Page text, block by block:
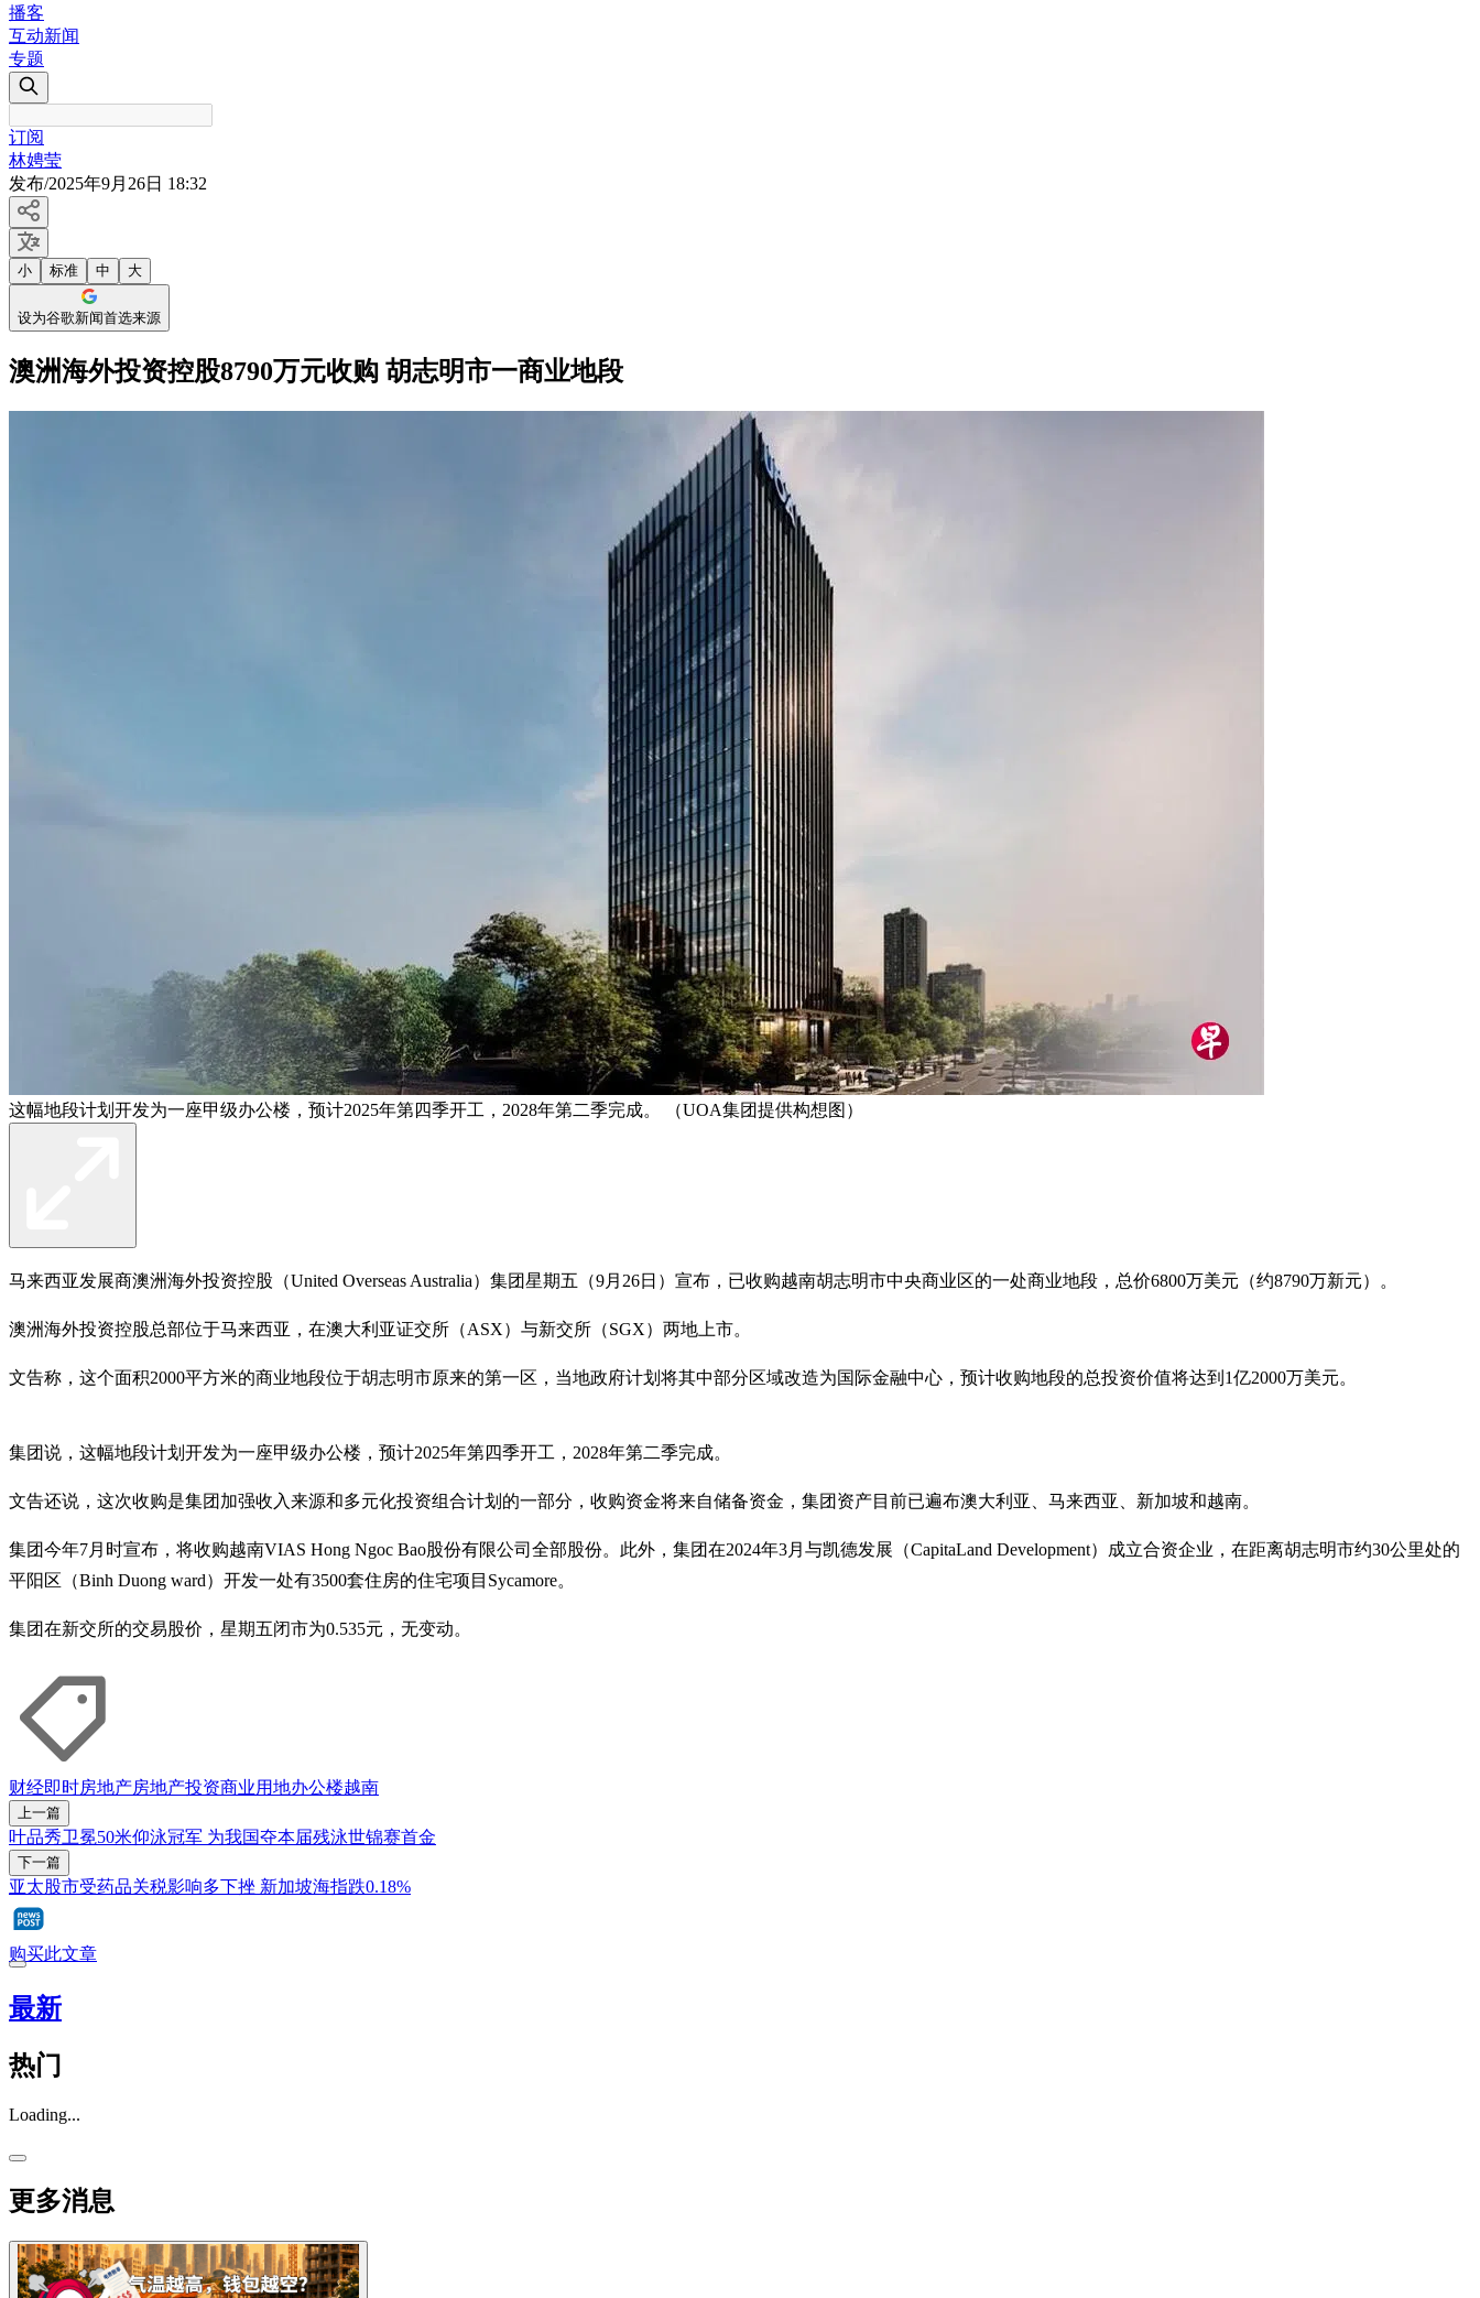
播客
互动新闻
专题
订阅
林娉莹
发布/2025年9月26日 18:32
小 标准 中 大
设为谷歌新闻首选来源
澳洲海外投资控股8790万元收购 胡志明市一商业地段
这幅地段计划开发为一座甲级办公楼，预计2025年第四季开工，2028年第二季完成。 （UOA集团提供构想图）
马来西亚发展商澳洲海外投资控股（United Overseas Australia）集团星期五（9月26日）宣布，已收购越南胡志明市中央商业区的一处商业地段，总价6800万美元（约8790万新元）。
澳洲海外投资控股总部位于马来西亚，在澳大利亚证交所（ASX）与新交所（SGX）两地上市。
文告称，这个面积2000平方米的商业地段位于胡志明市原来的第一区，当地政府计划将其中部分区域改造为国际金融中心，预计收购地段的总投资价值将达到1亿2000万美元。
集团说，这幅地段计划开发为一座甲级办公楼，预计2025年第四季开工，2028年第二季完成。
文告还说，这次收购是集团加强收入来源和多元化投资组合计划的一部分，收购资金将来自储备资金，集团资产目前已遍布澳大利亚、马来西亚、新加坡和越南。
集团今年7月时宣布，将收购越南VIAS Hong Ngoc Bao股份有限公司全部股份。此外，集团在2024年3月与凯德发展（CapitaLand Development）成立合资企业，在距离胡志明市约30公里处的
平阳区（Binh Duong ward）开发一处有3500套住房的住宅项目Sycamore。
集团在新交所的交易股价，星期五闭市为0.535元，无变动。
财经即时房地产房地产投资商业用地办公楼越南
上一篇
叶品秀卫冕50米仰泳冠军 为我国夺本届残泳世锦赛首金
下一篇
亚太股市受药品关税影响多下挫 新加坡海指跌0.18%
购买此文章
最新
热门
Loading...
更多消息